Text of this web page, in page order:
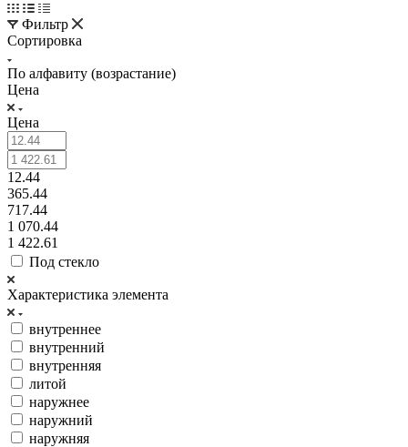
Фильтр
Сортировка
По алфавиту (возрастание)
Цена
Цена
12.44
365.44
717.44
1 070.44
1 422.61
Под стекло
Характеристика элемента
внутреннее
внутренний
внутренняя
литой
наружнее
наружний
наружняя